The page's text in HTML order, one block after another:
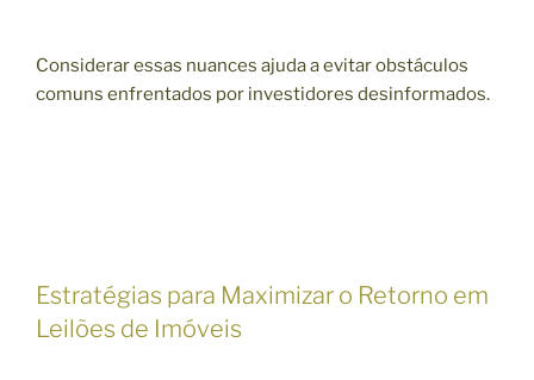
Considerar essas nuances ajuda a evitar obstáculos
comuns enfrentados por investidores desinformados.
Estratégias para Maximizar o Retorno em
Leilões de Imóveis